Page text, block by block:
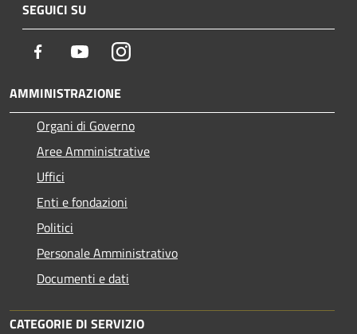
SEGUICI SU
Facebook YoutubeInstagram
AMMINISTRAZIONE
Organi di Governo
Aree Amministrative
Uffici
Enti e fondazioni
Politici
Personale Amministrativo
Documenti e dati
CATEGORIE DI SERVIZIO